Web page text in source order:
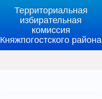
Территориальная
избирательная
комиссия
Княжпогостского района